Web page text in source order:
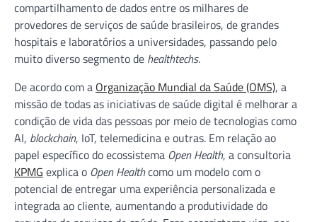
compartilhamento de dados entre os milhares de
provedores de serviços de saúde brasileiros, de grandes
hospitais e laboratórios a universidades, passando pelo
muito diverso segmento de healthtechs.
De acordo com a Organização Mundial da Saúde (OMS), a
missão de todas as iniciativas de saúde digital é melhorar a
condição de vida das pessoas por meio de tecnologias como
AI, blockchain, IoT, telemedicina e outras. Em relação ao
papel específico do ecossistema Open Health, a consultoria
KPMG explica o Open Healthcomo um modelo com o
potencial de entregar uma experiência personalizada e
integrada ao cliente, aumentando a produtividade do